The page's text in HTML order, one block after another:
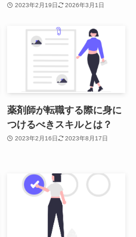
2023年2月19日 2026年3月1日
薬剤師が転職する際に身に
つけるべきスキルとは？
2023年2月16日 2023年8月17日